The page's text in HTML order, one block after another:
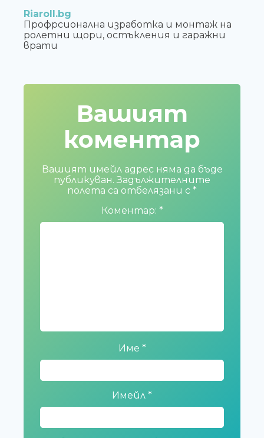
Riaroll.bg
Профрсионална изработка и монтаж на
ролетни щори, остъкления и гаражни
врати
Вашият
коментар
Вашият имейл адрес няма да бъде
публикуван. Задължителните
полета са отбелязани с *
Коментар: *
Име *
Имейл *